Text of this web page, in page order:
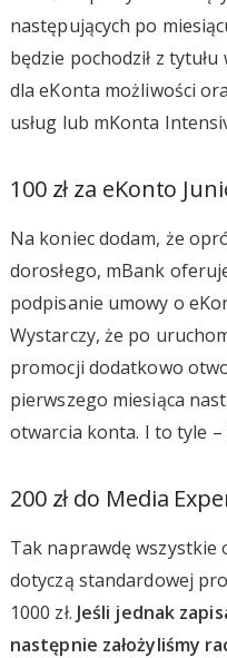
następujących po
będzie pochodził z
dla eKonta możliwości
usług lub mKonta
100 zł za eKonto
Na koniec dodam, że
dorosłego, mBank
podpisanie umowy o
Wystarczy, że po
promocji dodatkowo
pierwszego miesiąca
otwarcia konta. I to tyle –
200 zł do Media
Tak naprawdę wszystkie
dotyczą standardowej
1000 zł. Jeśli jednak
następnie założyliśmy